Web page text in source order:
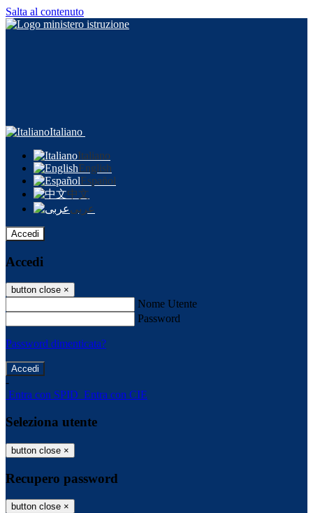
Salta al contenuto
Italiano
Italiano
English
Español
中文
عربى
Accedi
Accedi
button close ×
Nome Utente
Password
Password dimenticata?
-
Entra con SPID Entra con CIE
Seleziona utente
button close ×
Recupero password
button close ×